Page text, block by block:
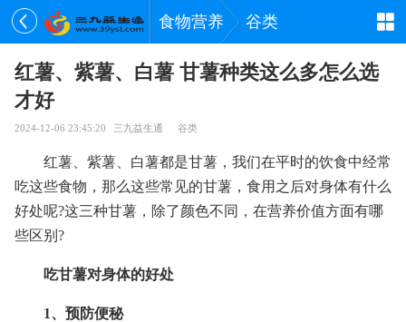
食物营养 谷类
红薯、紫薯、白薯 甘薯种类这么多怎么选
才好
2024-12-06 23:45:20 三九益生通 谷类
红薯、紫薯、白薯都是甘薯，我们在平时的饮食中经常
吃这些食物，那么这些常见的甘薯，食用之后对身体有什么
好处呢?这三种甘薯，除了颜色不同，在营养价值方面有哪
些区别?
吃甘薯对身体的好处
1、预防便秘